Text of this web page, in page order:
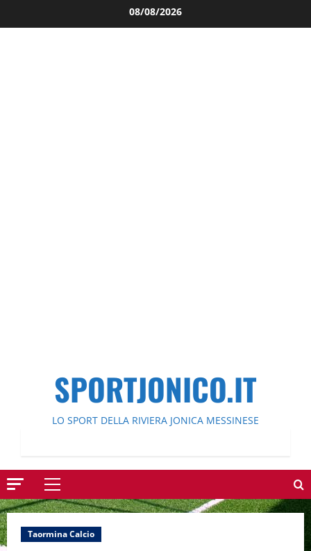
al
08/08/2026
SPORTJONICO.IT
LO SPORT DELLA RIVIERA JONICA MESSINESE
Menu
principale
Taormina Calcio